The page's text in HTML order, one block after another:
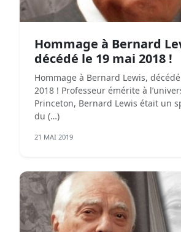
Hommage à Bernard
décédé le 19 mai 2018 !
Hommage à Bernard Lewis,
2018 ! Professeur émérite à
Princeton, Bernard Lewis était un
du (…)
21 MAI 2019